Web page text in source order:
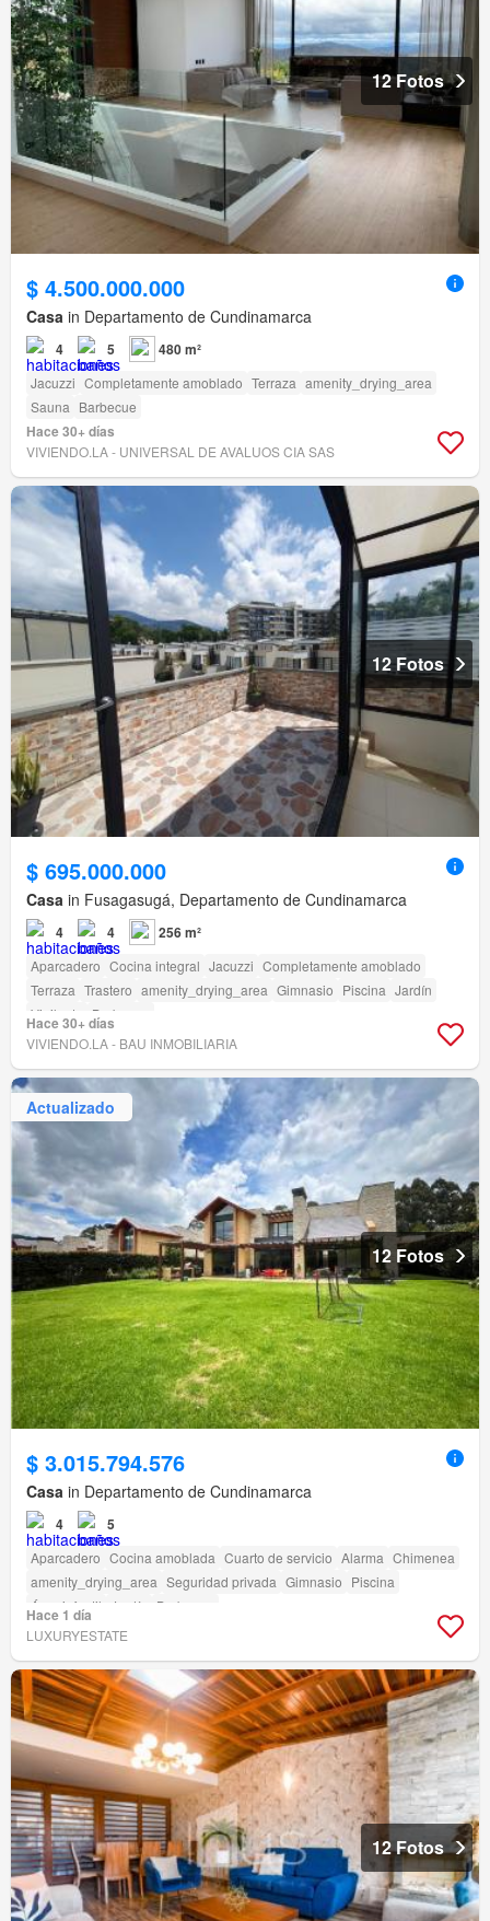
12 Fotos
$ 4.500.000.000
Casa in Departamento de Cundinamarca
4 5 480 m²
Jacuzzi Completamente amoblado Terraza amenity_drying_area
Sauna Barbecue
Hace 30+ días
VIVIENDO.LA - UNIVERSAL DE AVALUOS CIA SAS
12 Fotos
$ 695.000.000
Casa in Fusagasugá, Departamento de Cundinamarca
4 4 256 m²
Aparcadero Cocina integral Jacuzzi Completamente amoblado
Terraza Trastero amenity_drying_area Gimnasio Piscina Jardín
Vigilante
Barbecue
Hace 30+ días
VIVIENDO.LA - BAU INMOBILIARIA
Actualizado
12 Fotos
$ 3.015.794.576
Casa in Departamento de Cundinamarca
4 5
Aparcadero Cocina amoblada Cuarto de servicio Alarma Chimenea
amenity_drying_area Seguridad privada Gimnasio Piscina
Área infantil
Jardín Barbecue
Hace 1 día
LUXURYESTATE
12 Fotos